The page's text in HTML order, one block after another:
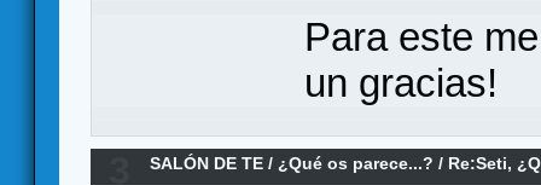
Para este
un gracias!
SALÓN DE TE / ¿Qué os parece...? / Re:Seti,